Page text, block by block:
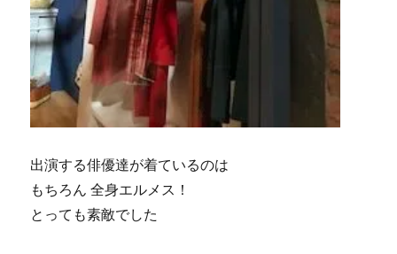
出演する俳優達が着ているのは
もちろん 全身エルメス！
とっても素敵でした